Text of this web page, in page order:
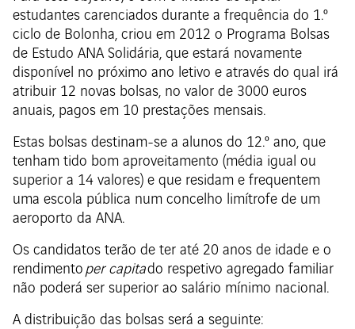
estudantes carenciados durante a frequência do 1.º
ciclo de Bolonha, criou em 2012 o Programa Bolsas
de Estudo ANA Solidária, que estará novamente
disponível no próximo ano letivo e através do qual irá
atribuir 12 novas bolsas, no valor de 3000 euros
anuais, pagos em 10 prestações mensais.
Estas bolsas destinam-se a alunos do 12.º ano, que
tenham tido bom aproveitamento (média igual ou
superior a 14 valores) e que residam e frequentem
uma escola pública num concelho limítrofe de um
aeroporto da ANA.
Os candidatos terão de ter até 20 anos de idade e o
rendimento per capitado respetivo agregado familiar
não poderá ser superior ao salário mínimo nacional.
A distribuição das bolsas será a seguinte: